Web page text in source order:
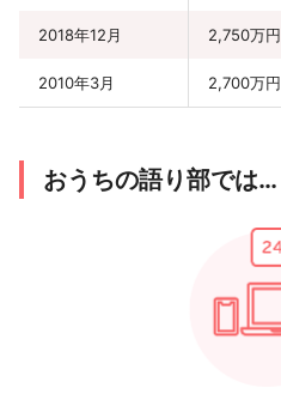
2018年12月 2,750万円
2010年3月 2,700万円
おうちの語り部では…